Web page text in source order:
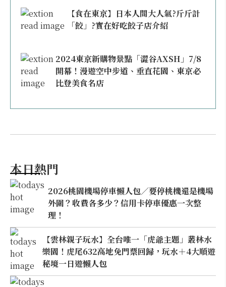
【食在東京】日本人間大人氣?斤斤計
「餃」?實在好吃餃子店介紹
2024東京新購物景點「澀谷AXSH」7/8
開幕！漫遊空中步道、垂直花園、東京必
比登美食名店
本日熱門
2026桃園機場停車懶人包／要停桃機還是機場
外圍？收費各多少？信用卡停車優惠一次整
理！
【雲林親子玩水】全台唯一「虎爺主題」叢林水
樂園！虎尾632高地免門票回歸，玩水＋4大順遊
秘境一日遊懶人包